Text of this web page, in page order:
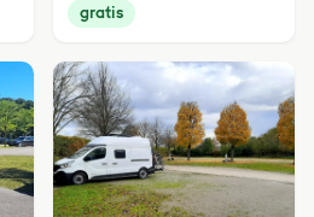
gratis